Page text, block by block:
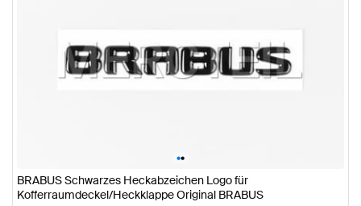
••
BRABUS Schwarzes Heckabzeichen Logo für
Kofferraumdeckel/Heckklappe Original BRABUS